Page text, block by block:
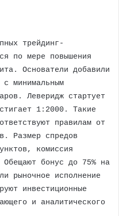
трейдинг-
по мере повышения
Основатели добавили
с минимальным
Леверидж стартует
1:2000. Такие
правилам от
Размер спредов
комиссия
бонус до 75% на
рыночное исполнение
инвестиционные
и аналитического